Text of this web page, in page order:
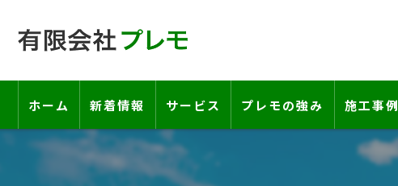
ホーム 新着情報 サービス
工事の流れ―契約書・保証書について―
プレモの強み 施工事例